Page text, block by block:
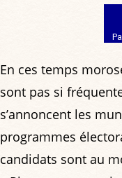
En ces temps
sont pas si
s’annoncent les
programmes
candidats sont au